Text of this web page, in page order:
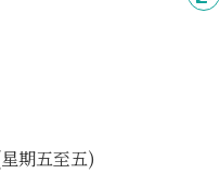
期五至五)